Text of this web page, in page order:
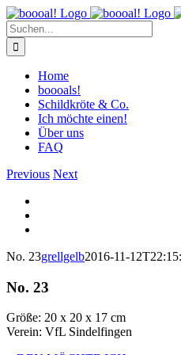
Zum
Inhalt
springen
Suche
nach:
Home
boooals!
Schildkröte & Co.
Ich möchte einen!
Über uns
FAQ
Previous Next
Image
No. 23grellgelb2016-11-
No. 23
Größe: 20 x 20 x 17 cm
Verein: VfL Sindelfingen